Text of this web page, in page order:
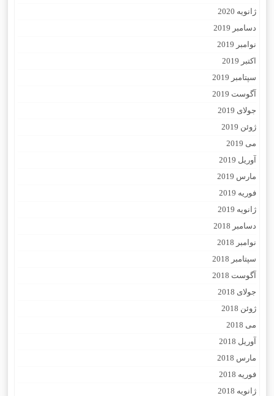
ژانویه 2020
دسامبر 2019
نوامبر 2019
اکتبر 2019
سپتامبر 2019
آگوست 2019
جولای 2019
ژوئن 2019
می 2019
آوریل 2019
مارس 2019
فوریه 2019
ژانویه 2019
دسامبر 2018
نوامبر 2018
سپتامبر 2018
آگوست 2018
جولای 2018
ژوئن 2018
می 2018
آوریل 2018
مارس 2018
فوریه 2018
ژانویه 2018